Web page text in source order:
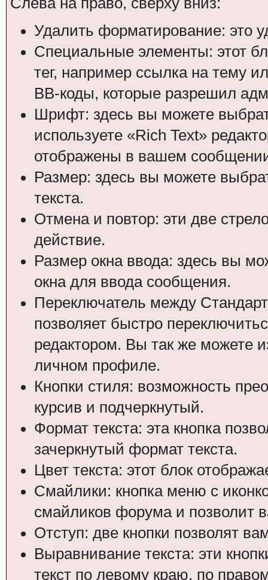
Удалить форматирование: это
Специальные элементы: этот
тег, например ссылка на тему
BB-коды, которые разрешил
Шрифт: здесь вы можете
используете «Rich Text»
отображены в вашем
Размер: здесь вы можете
текста.
Отмена и повтор: эти две
действие.
Размер окна ввода: здесь вы
окна для ввода сообщения.
Переключатель между
позволяет быстро
редактором. Вы так же можете
личном профиле.
Кнопки стиля: возможность
курсив и подчеркнутый.
Формат текста: эта кнопка
зачеркнутый формат текста.
Цвет текста: этот блок
Смайлики: кнопка меню с
смайликов форума и позволит
Отступ: две кнопки позволят
Выравнивание текста: эти
текст по левому краю, по